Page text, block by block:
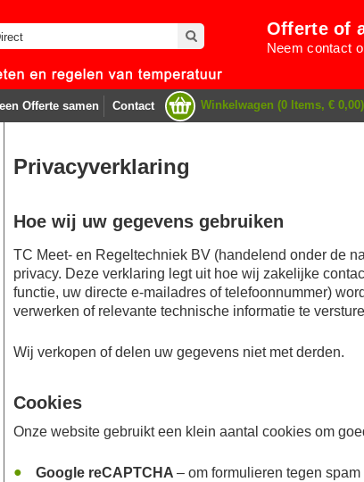
Offerte of
Neem contact
Offerte samen Contact Winkelwagen (0 Items, € 0,00)
Privacyverklaring
Hoe wij uw gegevens gebruiken
TC Meet- en Regeltechniek BV (handelend onder de
privacy. Deze verklaring legt uit hoe wij zakelijke
functie, uw directe e-mailadres of telefoonnummer)
verwerken of relevante technische informatie te
Wij verkopen of delen uw gegevens niet met derden.
Cookies
Onze website gebruikt een klein aantal cookies om
Google reCAPTCHA – om formulieren tegen